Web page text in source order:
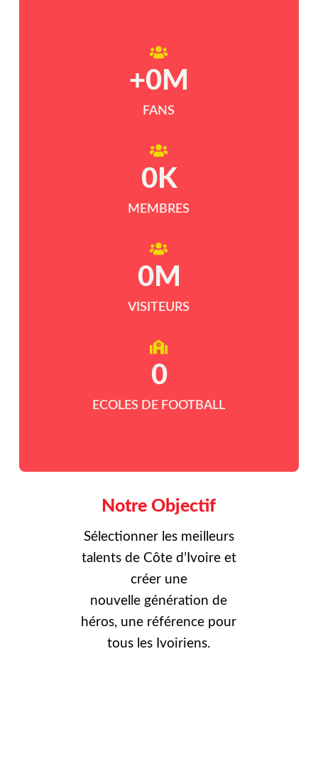
FANS
+0 M
MEMBRES
0K
VISITEURS
0M
ECOLES DE FOOTBALL
0
Notre Objectif
Sélectionner les meilleurs
talents de Côte d’Ivoire et
créer une
nouvelle génération de
héros, une référence pour
tous les Ivoiriens.